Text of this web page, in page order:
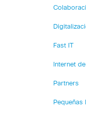
Fast IT
Internet
Partners
Pequeñas